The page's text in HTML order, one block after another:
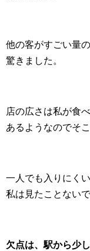
他の客がすごい量
驚きました。
店の広さは私が食
あるようなのでそ
一人でも入りにく
私は見たことない
欠点は、駅から少